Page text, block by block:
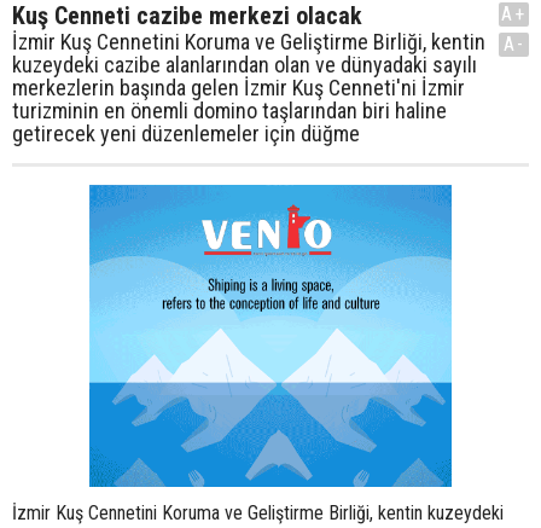
Kuş Cenneti cazibe merkezi olacak
İzmir Kuş Cennetini Koruma ve Geliştirme Birliği, kentin
kuzeydeki cazibe alanlarından olan ve dünyadaki sayılı
merkezlerin başında gelen İzmir Kuş Cenneti'ni İzmir
turizminin en önemli domino taşlarından biri haline
getirecek yeni düzenlemeler için düğme
A+
A-
İzmir Kuş Cennetini Koruma ve Geliştirme Birliği, kentin kuzeydeki